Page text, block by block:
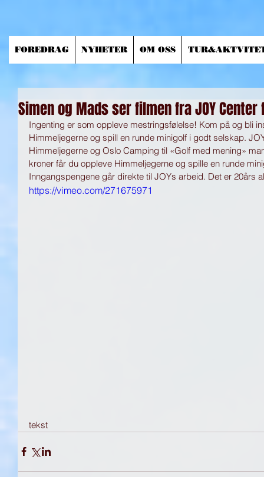
FOREDRAG NYHETER OM OSS
Simen og Mads ser filmen fra JOY
Ingenting er som oppleve mestringsfølelse! Kom på og bli
Himmeljegerne og spill en runde minigolf i godt selskap.
Himmeljegerne og Oslo Camping til «Golf med mening»
kroner får du oppleve Himmeljegerne og spille en runde
Inngangspengene går direkte til JOYs arbeid. Det er 20års
https://vimeo.com/271675971
tekst